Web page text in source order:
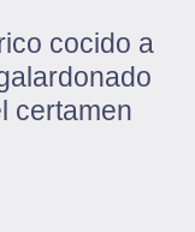
cocido a
certamen